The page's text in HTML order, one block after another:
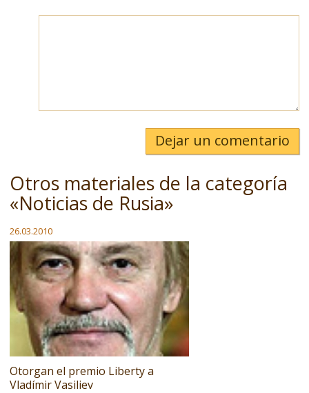
Dejar un comentario
Otros materiales de la categoría
«Noticias de Rusia»
26.03.2010
Otorgan el premio Liberty a
Vladímir Vasiliev